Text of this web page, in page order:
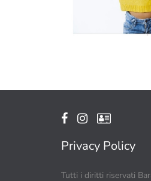
Privacy Policy
Tutti i diritti riservati